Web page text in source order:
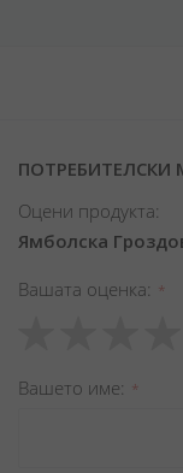
ПОТРЕБИТЕЛСКИ
Оцени продукта:
Ямболска
Вашата оценка
star
stars
stars
stars
stars
Вашето име